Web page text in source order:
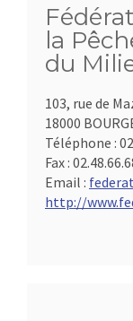
la
du
103, rue de
18000
Téléphone :
Fax :
Email :
http://